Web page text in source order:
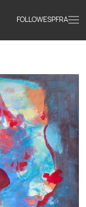
FOLLOWESPFRA